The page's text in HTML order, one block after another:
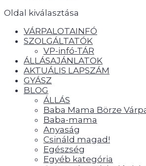
Oldal kiválasztása
VÁRPALOTAINFÓ
SZOLGÁLTATÓK
VP-infó-TÁR
ÁLLÁSAJÁNLATOK
AKTUÁLIS LAPSZÁM
GYÁSZ
BLOG
ÁLLÁS
Baba Mama Börze
Baba-mama
Anyaság
Csináld magad!
Egészség
Egyéb kategória